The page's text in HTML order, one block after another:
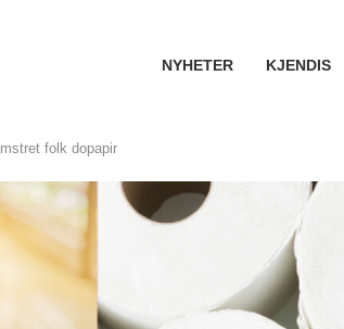
NYHETER KJENDIS
folk dopapir